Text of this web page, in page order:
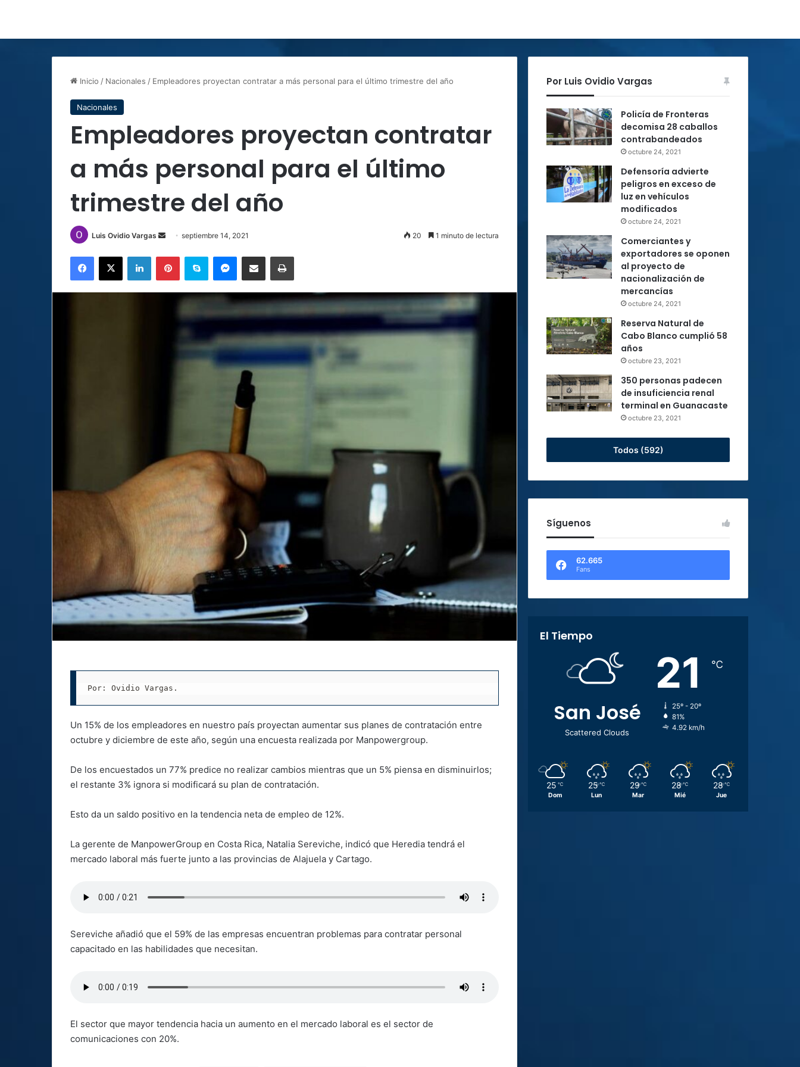
Inicio / Nacionales / Empleadores proyectan contratar a más personal para el último trimestre del año
Nacionales
Empleadores proyectan contratar
a más personal para el último
trimestre del año
Luis Ovidio Vargas
Send
email
septiembre 14, 2021 20 1 minuto de lectura
Facebook
X LinkedInPinterestSkype MessengerCompartir por correo electrónicoImprimir
Por: Ovidio Vargas.
Un 15% de los empleadores en nuestro país proyectan aumentar sus planes de contratación entre
octubre y diciembre de este año, según una encuesta realizada por Manpowergroup.
De los encuestados un 77% predice no realizar cambios mientras que un 5% piensa en disminuirlos;
el restante 3% ignora si modificará su plan de contratación.
Esto da un saldo positivo en la tendencia neta de empleo de 12%.
La gerente de ManpowerGroup en Costa Rica, Natalia Sereviche, indicó que Heredia tendrá el
mercado laboral más fuerte junto a las provincias de Alajuela y Cartago.
Sereviche añadió que el 59% de las empresas encuentran problemas para contratar personal
capacitado en las habilidades que necesitan.
El sector que mayor tendencia hacia un aumento en el mercado laboral es el sector de
comunicaciones con 20%.
Por Luis Ovidio Vargas
Policía de Fronteras
decomisa 28 caballos
contrabandeados
octubre 24, 2021
Defensoría advierte
peligros en exceso de
luz en vehículos
modificados
octubre 24, 2021
Comerciantes y
exportadores se oponen
al proyecto de
nacionalización de
mercancías
octubre 24, 2021
Reserva Natural de
Cabo Blanco cumplió 58
años
octubre 23, 2021
350 personas padecen
de insuficiencia renal
terminal en Guanacaste
octubre 23, 2021
Todos (592)
Síguenos
62.665
Fans
El Tiempo
San José
Scattered Clouds
21 ℃
25º - 20º
81%
4.92 km/h
25 ℃
Dom
25 ℃
Lun
29 ℃
Mar
28 ℃
Mié
28 ℃
Jue